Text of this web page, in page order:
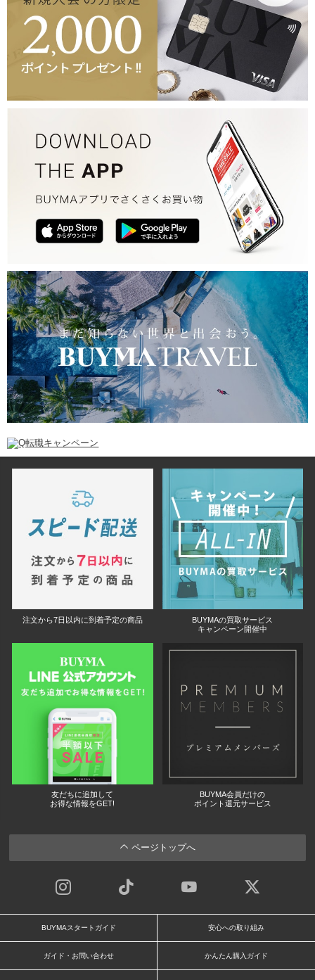
注文から7日以内に到着予定の商品
BUYMAの買取サービス
キャンペーン開催中
友だちに追加して
お得な情報をGET!
BUYMA会員だけの
ポイント還元サービス
ページトップへ
BUYMAスタートガイド 安心への取り組み
ガイド・お問い合わせ かんたん購入ガイド